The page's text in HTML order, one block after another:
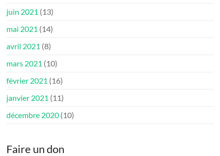
juin 2021 (13)
mai 2021 (14)
avril 2021 (8)
mars 2021 (10)
février 2021 (16)
janvier 2021 (11)
décembre 2020 (10)
Faire un don